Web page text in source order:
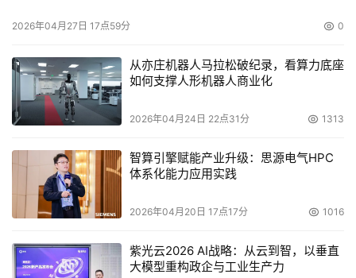
2026年04月27日 17点59分 0
从亦庄机器人马拉松破纪录，看算力底座
如何支撑人形机器人商业化
2026年04月24日 22点31分 1313
智算引擎赋能产业升级：思源电气HPC
体系化能力应用实践
2026年04月20日 17点17分 1016
紫光云2026 AI战略：从云到智，以垂直
大模型重构政企与工业生产力